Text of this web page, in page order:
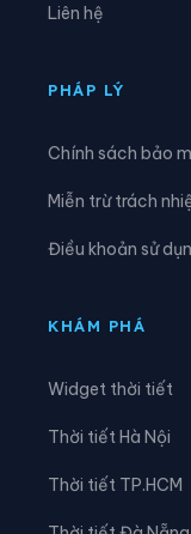
Xã Hậu Lộc
Xã Hoằng Sơn
Liên hệ
PHÁP LÝ
Chính sách bảo
Miễn trừ trách
Điều khoản sử
KHÁM PHÁ
Widget thời tiết
Thời tiết Hà Nội
Thời tiết TP.HCM